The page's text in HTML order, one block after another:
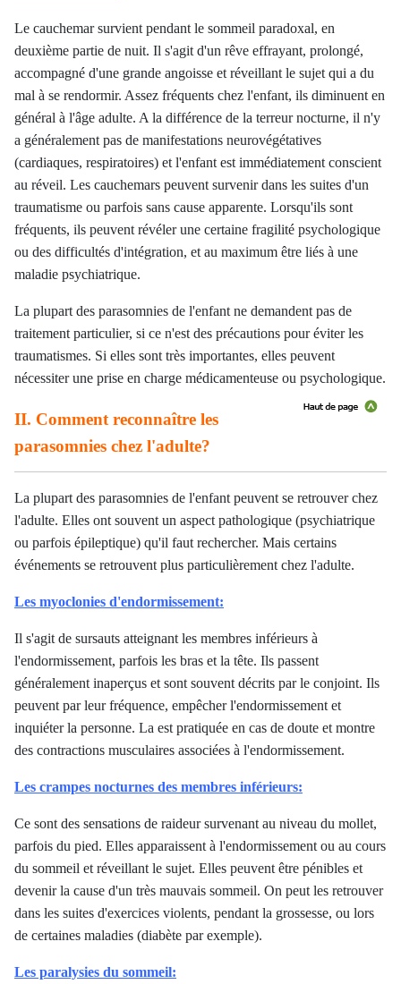
Le cauchemar survient pendant le sommeil paradoxal, en
deuxième partie de nuit. Il s'agit d'un rêve effrayant, prolongé,
accompagné d'une grande angoisse et réveillant le sujet qui a du
mal à se rendormir. Assez fréquents chez l'enfant, ils diminuent en
général à l'âge adulte. A la différence de la terreur nocturne, il n'y
a généralement pas de manifestations neurovégétatives
(cardiaques, respiratoires) et l'enfant est immédiatement conscient
au réveil. Les cauchemars peuvent survenir dans les suites d'un
traumatisme ou parfois sans cause apparente. Lorsqu'ils sont
fréquents, ils peuvent révéler une certaine fragilité psychologique
ou des difficultés d'intégration, et au maximum être liés à une
maladie psychiatrique.
La plupart des parasomnies de l'enfant ne demandent pas de
traitement particulier, si ce n'est des précautions pour éviter les
traumatismes. Si elles sont très importantes, elles peuvent
nécessiter une prise en charge médicamenteuse ou psychologique.
II. Comment reconnaître les
parasomnies chez l'adulte?
La plupart des parasomnies de l'enfant peuvent se retrouver chez
l'adulte. Elles ont souvent un aspect pathologique (psychiatrique
ou parfois épileptique) qu'il faut rechercher. Mais certains
événements se retrouvent plus particulièrement chez l'adulte.
Les myoclonies d'endormissement:
Il s'agit de sursauts atteignant les membres inférieurs à
l'endormissement, parfois les bras et la tête. Ils passent
généralement inaperçus et sont souvent décrits par le conjoint. Ils
peuvent par leur fréquence, empêcher l'endormissement et
inquiéter la personne. La est pratiquée en cas de doute et montre
des contractions musculaires associées à l'endormissement.
Les crampes nocturnes des membres inférieurs:
Ce sont des sensations de raideur survenant au niveau du mollet,
parfois du pied. Elles apparaissent à l'endormissement ou au cours
du sommeil et réveillant le sujet. Elles peuvent être pénibles et
devenir la cause d'un très mauvais sommeil. On peut les retrouver
dans les suites d'exercices violents, pendant la grossesse, ou lors
de certaines maladies (diabète par exemple).
Les paralysies du sommeil: